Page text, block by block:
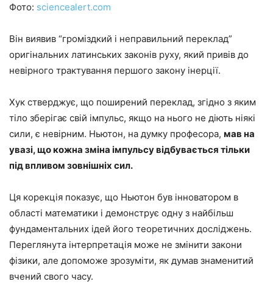
Фото: sciencealert.com
Він виявив “громіздкий і неправильний переклад”
оригінальних латинських законів руху, який привів до
невірного трактування першого закону інерції.
Хук стверджує, що поширений переклад, згідно з яким
тіло зберігає свій імпульс, якщо на нього не діють ніякі
сили, є невірним. Ньютон, на думку професора, мав на
увазі, що кожна зміна імпульсу відбувається тільки
під впливом зовнішніх сил.
Ця корекція показує, що Ньютон був інноватором в
області математики і демонструє одну з найбільш
фундаментальних ідей його теоретичних досліджень.
Переглянута інтерпретація може не змінити закони
фізики, але допоможе зрозуміти, як думав знаменитий
вчений свого часу.